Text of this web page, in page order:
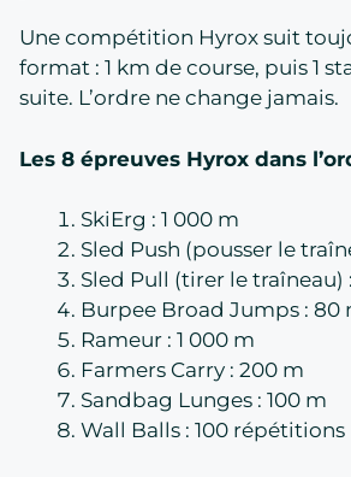
Une compétition Hyrox suit
format : 1 km de course, puis 1
suite. L’ordre ne change jamais.
Les 8 épreuves Hyrox dans
SkiErg : 1 000 m
Sled Push (pousser le
Sled Pull (tirer le traîneau)
Burpee Broad Jumps : 80
Rameur : 1 000 m
Farmers Carry : 200 m
Sandbag Lunges : 100 m
Wall Balls : 100 répétitions